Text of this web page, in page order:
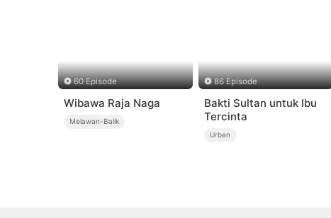
60 Episode
Wibawa Raja Naga
Melawan-Balik
86 Episode
Bakti Sultan untuk Ibu
Tercinta
Urban